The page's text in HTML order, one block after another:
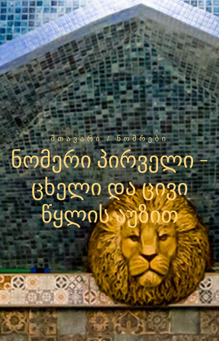
ᲛᲗᲐᲕᲐᲠᲘ/ ᲜᲝᲛᲠᲔᲑᲘ
ნომერი პირველი -
ცხელი და ცივი
წყლის აუზით